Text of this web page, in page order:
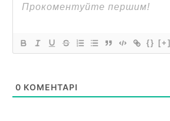
{} [+]
0 КОМЕНТАРІ